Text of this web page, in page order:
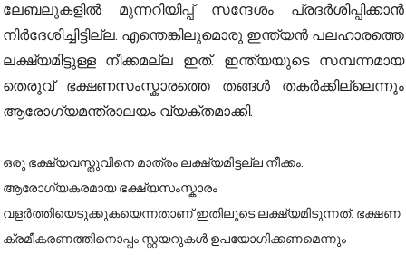
ലേബലുകളിൽ മുന്നറിയിപ്പ് സന്ദേശം പ്രദർശിപ്പിക്കാൻ
നിർദേശിച്ചിട്ടില്ല. എന്തെങ്കിലുമൊരു ഇന്ത്യൻ പലഹാരത്തെ
ലക്ഷ്യമിട്ടുള്ള നീക്കമല്ല ഇത്. ഇന്ത്യയുടെ സമ്പന്നമായ
തെരുവ് ഭക്ഷണസംസ്കാരത്തെ തങ്ങൾ തകർക്കില്ലെന്നും
ആരോഗ്യമന്ത്രാലയം വ്യക്തമാക്കി.
ഒരു ഭക്ഷ്യവസ്തുവിനെ മാത്രം ലക്ഷ്യമിട്ടല്ല നീക്കം.
ആരോഗ്യകരമായ ഭക്ഷ്യസംസ്കാരം
വളർത്തിയെടുക്കുകയെന്നതാണ് ഇതിലൂടെ ലക്ഷ്യമിടുന്നത്. ഭക്ഷണ
ക്രമീകരണത്തി​നൊപ്പം സ്റ്റയറുകൾ ഉപയോഗിക്കണമെന്നും